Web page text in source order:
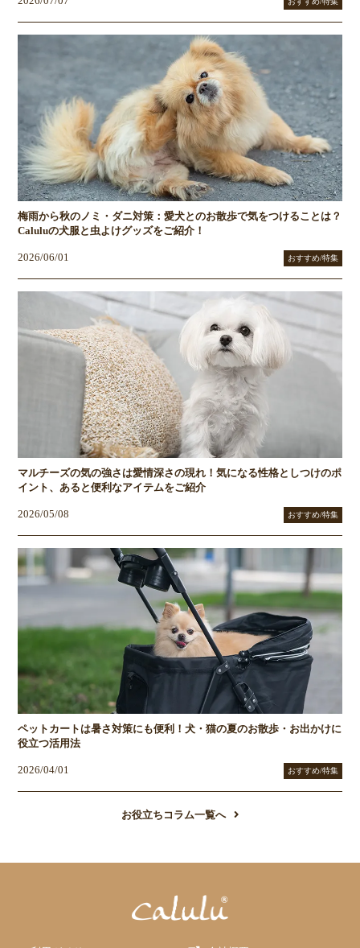
梅雨から秋のノミ・ダニ対策：愛犬とのお散歩で気をつけることは？
Caluluの犬服と虫よけグッズをご紹介！
2026/06/01 おすすめ/特集
マルチーズの気の強さは愛情深さの現れ！気になる性格としつけのポ
イント、あると便利なアイテムをご紹介
2026/05/08 おすすめ/特集
ペットカートは暑さ対策にも便利！犬・猫の夏のお散歩・お出かけに
役立つ活用法
2026/04/01 おすすめ/特集
お役立ちコラム一覧へ